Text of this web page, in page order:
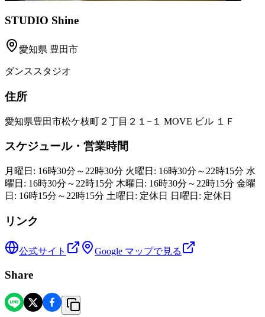
STUDIO Shine
愛知県 豊田市
ダンススタジオ
住所
愛知県豊田市松ケ枝町２丁目２１−１ MOVE ビル １Ｆ
スケジュール・営業時間
月曜日: 16時30分～22時30分 火曜日: 16時30分～22時15分 水
曜日: 16時30分～22時15分 木曜日: 16時30分～22時15分 金曜
日: 16時15分～22時15分 土曜日: 定休日 日曜日: 定休日
リンク
公式サイト Google マップで見る
Share